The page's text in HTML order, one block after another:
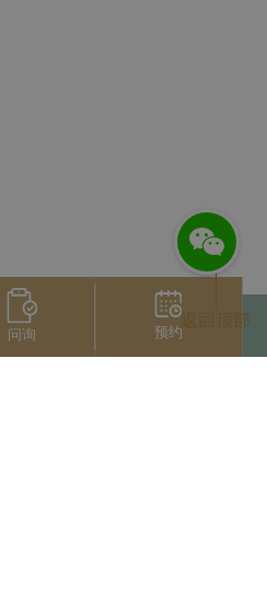
问询 预约
返回顶部